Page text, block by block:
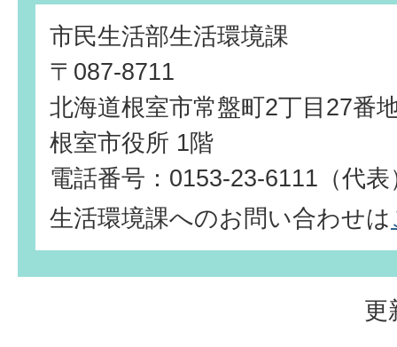
市民生活部生活環境課
〒087-8711
北海道根室市常盤町2丁目27番
根室市役所 1階
電話番号：0153-23-6111（代
生活環境課へのお問い合わせは
更